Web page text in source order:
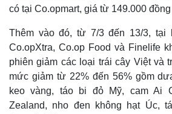
có tại Co.opmart, giá từ 149.000
Thêm vào đó, từ 7/3 đến 13/3, tại
Co.opXtra, Co.op Food và Finelife
phiên giảm các loại trái cây Việt và
mức giảm từ 22% đến 56% gồm
keo vàng, táo bi đỏ Mỹ, cam Ai
Zealand, nho đen không hạt Úc,